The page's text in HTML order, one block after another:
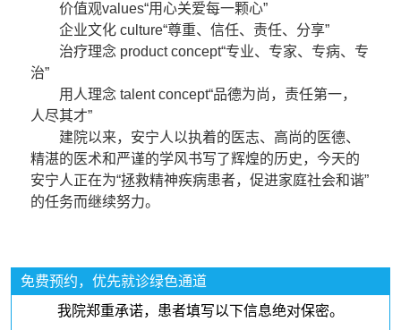
价值观values“用心关爱每一颗心”
企业文化 culture“尊重、信任、责任、分享”
治疗理念 product concept“专业、专家、专病、专
治”
用人理念 talent concept“品德为尚，责任第一，
人尽其才”
建院以来，安宁人以执着的医志、高尚的医德、
精湛的医术和严谨的学风书写了辉煌的历史，今天的
安宁人正在为“拯救精神疾病患者，促进家庭社会和谐”
的任务而继续努力。
免费预约，优先就诊绿色通道
我院郑重承诺，患者填写以下信息绝对保密。